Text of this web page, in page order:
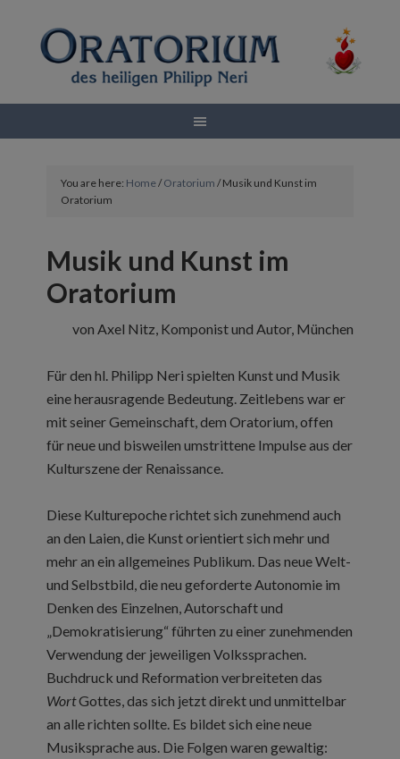
You are here: Home/Oratorium /Musik und Kunst im
Oratorium
Musik und Kunst im
Oratorium
von Axel Nitz, Komponist und Autor, München
Für den hl. Philipp Neri spielten Kunst und Musik
eine herausragende Bedeutung. Zeitlebens war er
mit seiner Gemeinschaft, dem Oratorium, offen
für neue und bisweilen umstrittene Impulse aus der
Kulturszene der Renaissance.
Diese Kulturepoche richtet sich zunehmend auch
an den Laien, die Kunst orientiert sich mehr und
mehr an ein allgemeines Publikum. Das neue Welt-
und Selbstbild, die neu geforderte Autonomie im
Denken des Einzelnen, Autorschaft und
„Demokratisierung“ führten zu einer zunehmenden
Verwendung der jeweiligen Volkssprachen.
Buchdruck und Reformation verbreiteten das
WortGottes, das sich jetzt direkt und unmittelbar
an alle richten sollte. Es bildet sich eine neue
Musiksprache aus. Die Folgen waren gewaltig: